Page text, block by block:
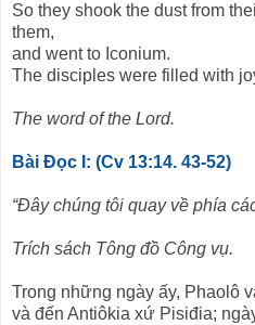
So they shook the dust from
them,
and went to Iconium.
The disciples were filled with
The word of the Lord.
Bài Ðọc I: (Cv 13:14. 43-52)
“Ðây chúng tôi quay về phía
Trích sách Tông đồ Công vụ.
Trong những ngày ấy, Phaolô
và đến Antiôkia xứ Pisiđia;